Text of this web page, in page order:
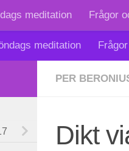
meditation Frågor
meditation
PER
Dikt